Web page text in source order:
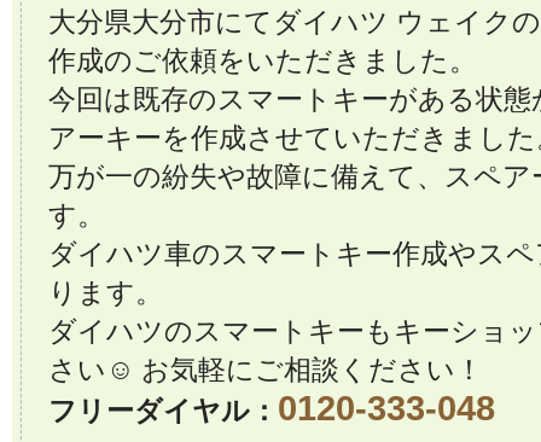
大分県大分市にてダイハツ ウェイク
作成のご依頼をいただきました。
今回は既存のスマートキーがある状
アーキーを作成させていただきまし
万が一の紛失や故障に備えて、スペ
す。
ダイハツ車のスマートキー作成やス
ります。
ダイハツのスマートキーもキーショ
さい☺️ お気軽にご相談ください！
フリーダイヤル： 0120-333-048